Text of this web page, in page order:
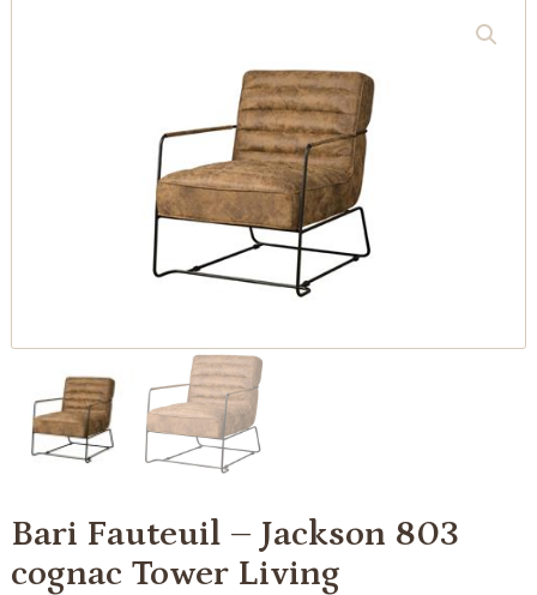
Bari Fauteuil – Jackson 803
cognac Tower Living